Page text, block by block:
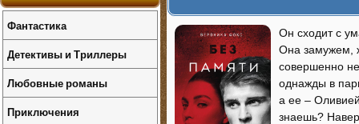
Он сходит с
Она замужем,
совершенно
однажды в
а ее –
знаешь?
Фантастика
Детективы и Триллеры
Любовные романы
Приключения